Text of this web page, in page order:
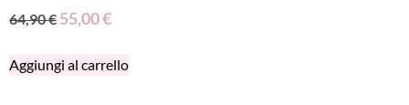
64,90€ 55,00€
Aggiungi al carrello